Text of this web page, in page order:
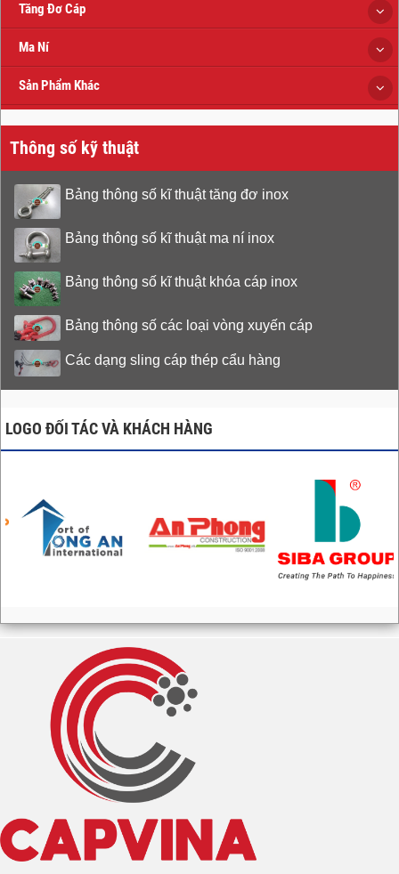
Tăng Đơ Cáp
Ma Ní
Sản Phẩm Khác
Thông số kỹ thuật
Bảng thông số kĩ thuật tăng đơ inox
Bảng thông số kĩ thuật ma ní inox
Bảng thông số kĩ thuật khóa cáp inox
Bảng thông số các loại vòng xuyến cáp
Các dạng sling cáp thép cẩu hàng
LOGO ĐỐI TÁC VÀ KHÁCH HÀNG